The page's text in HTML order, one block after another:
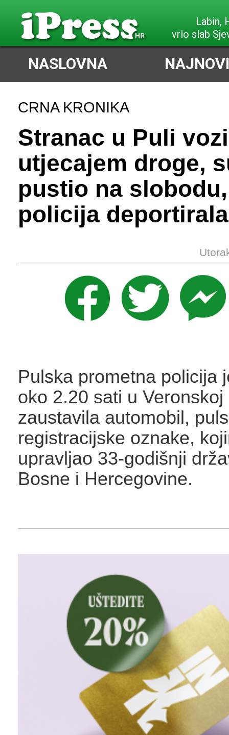
Labin,
vrlo slab
NASLOVNA
CRNA KRONIKA
Stranac u Puli
utjecajem droge,
pustio na
policija deportirala
Pulska prometna policija
oko 2.20 sati u Veronskoj
zaustavila automobil,
registracijske oznake,
upravljao 33-godišnji
Bosne i Hercegovine.